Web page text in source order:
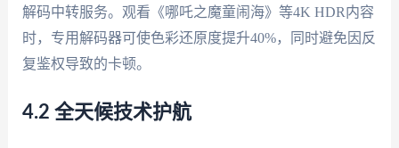
解码中转服务。观看《哪吒之魔童闹海》等4K HDR内容
时，专用解码器可使色彩还原度提升40%，同时避免因反
复鉴权导致的卡顿。
4.2 全天候技术护航